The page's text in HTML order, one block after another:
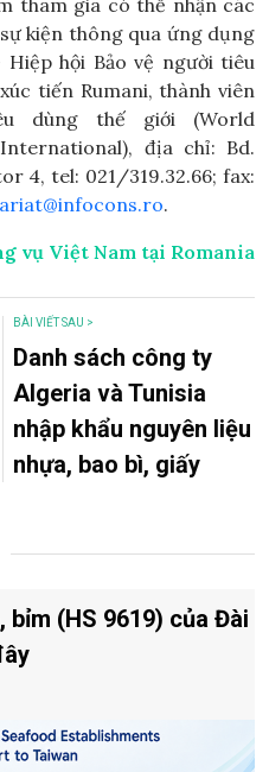
kiện thông qua ứng dụng
hội Bảo vệ người tiêu
tiến Rumani, thành viên
dùng thế giới (World
địa chỉ: Bd.
4, tel: 021/319.32.66; fax:
.
vụ Việt Nam tại Romania
BÀI VIẾT SAU >
Danh sách công ty
Algeria và Tunisia
nhập khẩu nguyên liệu
nhựa, bao bì, giấy
bỉm (HS 9619) của Đài